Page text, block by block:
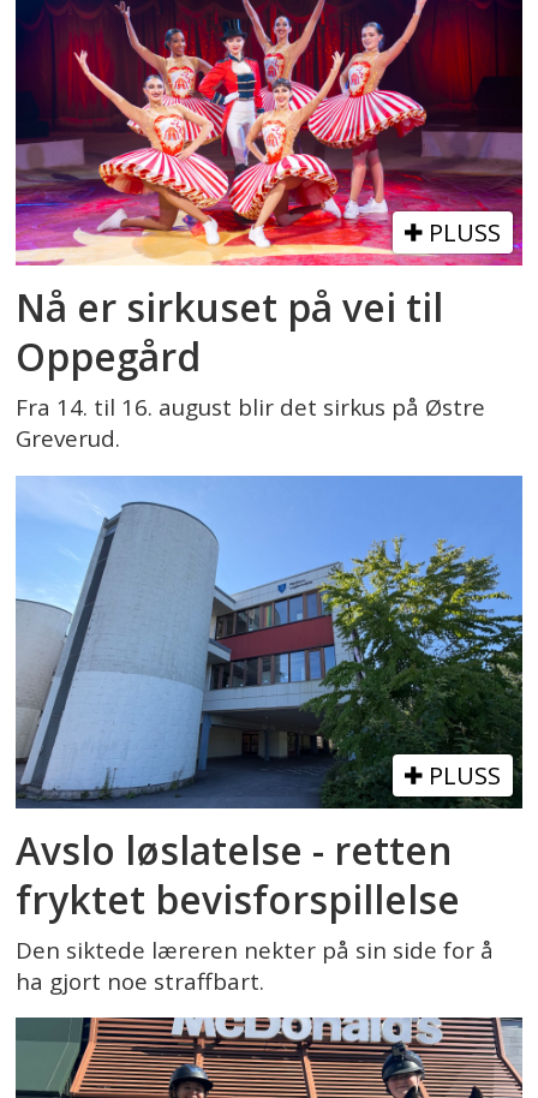
PLUSS
Nå er sirkuset på vei til
Oppegård
Fra 14. til 16. august blir det sirkus på Østre
Greverud.
PLUSS
Avslo løslatelse - retten
fryktet bevisforspillelse
Den siktede læreren nekter på sin side for å
ha gjort noe straffbart.